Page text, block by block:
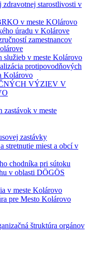
zdravotnej starostlivosti v
v meste KOlárovo
úradu v Kolárove
zamestnancov
služieb v meste Kolárovo
protipovodňových
Kolárovo
VÝZIEV V
zastávok v meste
zastávky
stretnutie miest a obcí v
chodníka pri sútoku
v oblasti DÖGÖS
v meste Kolárovo
pre Mesto Kolárovo
štruktúra orgánov